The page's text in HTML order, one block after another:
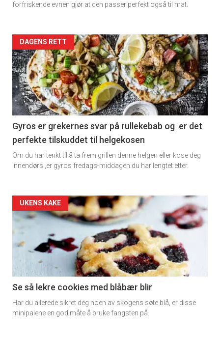
forfriskende evnen gjør at den passer perfekt også til mat.
Artikler
detail
-
section
11
Dagens
rett
DAGENS RETT
Gyros er grekernes svar på rullekebab og er det
perfekte tilskuddet til helgekosen
Om du har tenkt til å ta frem grillen denne helgen eller kose deg
innendørs ,er gyros fredags-middagen du har lengtet etter.
Artikler
detail
-
section
11
Dagens
UKENS KAKE
Se så lekre cookies med blåbær blir
Har du allerede sikret deg noen av skogens søte blå, er disse
minipaiene en god måte å bruke fangsten på.